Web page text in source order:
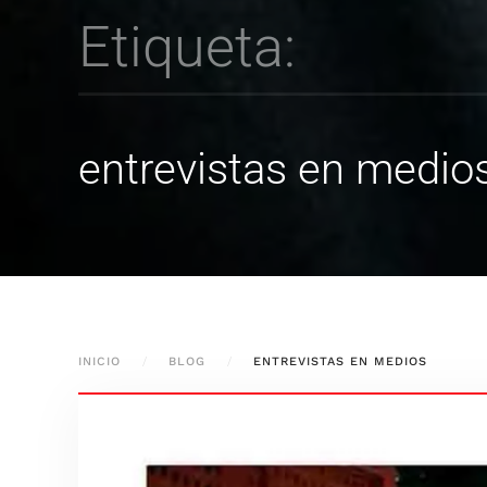
Etiqueta:
entrevistas en
INICIO BLOG ENTREVISTAS EN MEDIOS